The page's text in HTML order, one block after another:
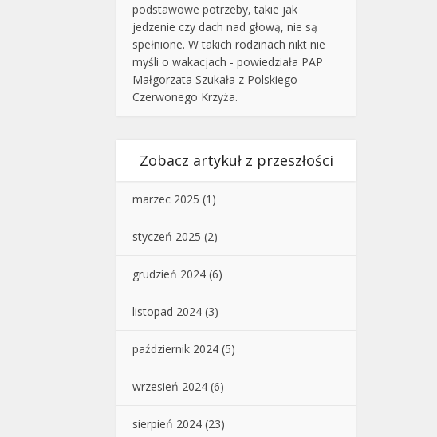
podstawowe potrzeby, takie jak
jedzenie czy dach nad głową, nie są
spełnione. W takich rodzinach nikt nie
myśli o wakacjach - powiedziała PAP
Małgorzata Szukała z Polskiego
Czerwonego Krzyża.
Zobacz artykuł z przeszłości
marzec 2025 (1)
styczeń 2025 (2)
grudzień 2024 (6)
listopad 2024 (3)
październik 2024 (5)
wrzesień 2024 (6)
sierpień 2024 (23)